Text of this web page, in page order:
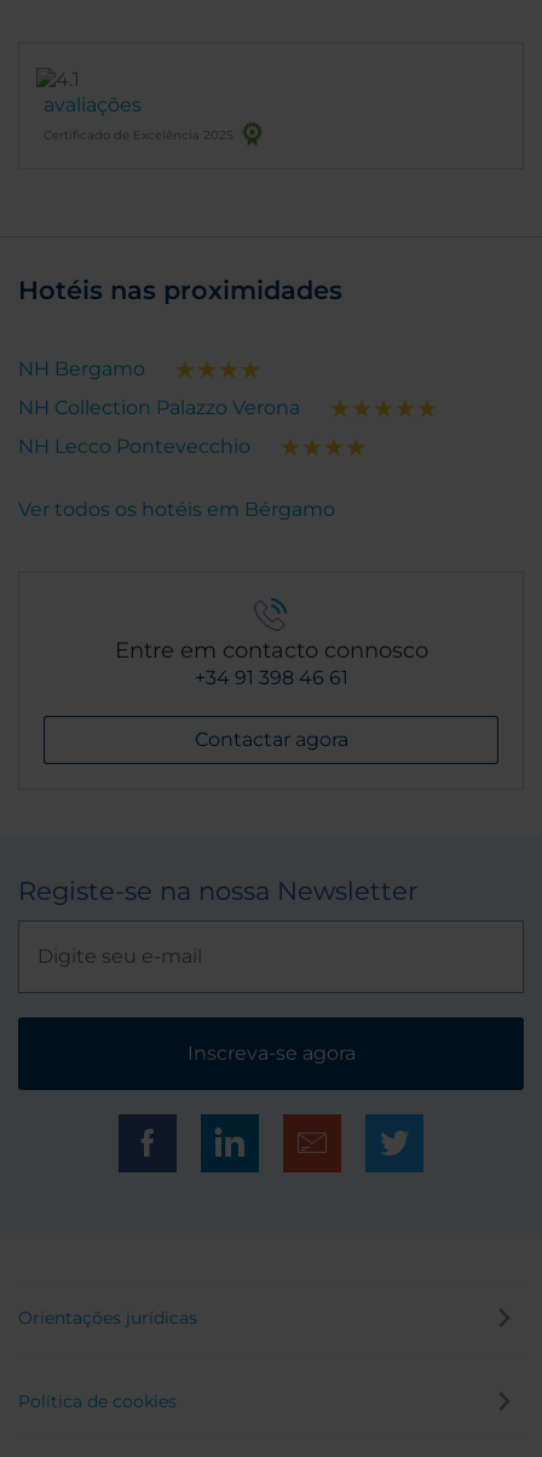
avaliações
Certificado de Excelência 2025
Hotéis nas proximidades
NH Bergamo
NH Collection Palazzo Verona
NH Lecco Pontevecchio
Ver todos os hotéis em Bérgamo
Entre em contacto connosco
+34 91 398 46 61
Contactar agora
Registe-se na nossa Newsletter
Inscreva-se agora
Orientações jurídicas
Política de cookies